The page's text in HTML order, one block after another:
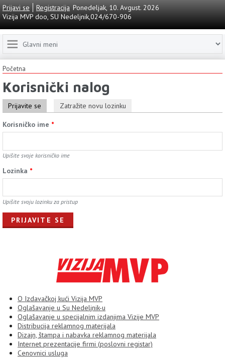
Prijavi se Registracija Ponedeljak, 10. Avgust. 2026
Vizija MVP doo, SU Nedeljnik,024/670-906
Početna
Korisnički nalog
Prijavite se Zatražite novu lozinku
Korisničko ime *
Upišite svoje korisničko ime
Lozinkа *
Upišite svoju lozinku za pristup
O Izdavačkoj kući Vizija MVP
Oglašavanje u Su Nedeljnik-u
Oglašavanje u specijalnim izdanjima Vizije MVP
Distribucija reklamnog materijala
Dizajn, štampa i nabavka reklamnog materijala
Internet prezentacije firmi (poslovni registar)
Cenovnici usluga